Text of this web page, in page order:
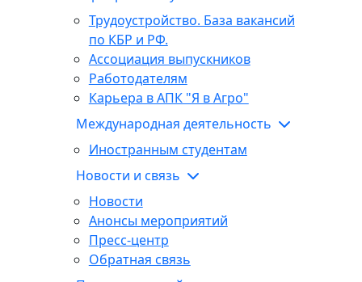
Трудоустройство. База вакансий
по КБР и РФ.
Ассоциация выпускников
Работодателям
Карьера в АПК "Я в Агро"
Международная деятельность
Иностранным студентам
Новости и связь
Новости
Анонсы мероприятий
Пресс-центр
Обратная связь